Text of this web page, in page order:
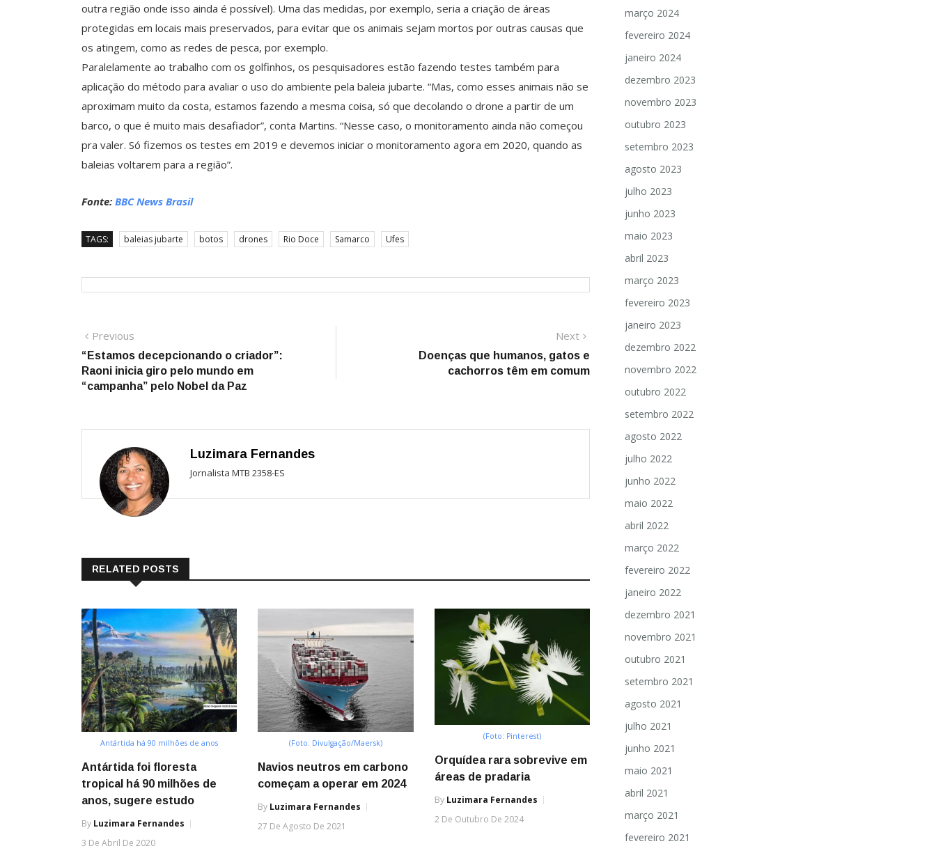
outra região onde isso ainda é possível). Uma das medidas, por exemplo, seria a criação de áreas
protegidas em locais mais preservados, para evitar que os animais sejam mortos por outras causas que
os atingem, como as redes de pesca, por exemplo.
Paralelamente ao trabalho com os golfinhos, os pesquisadores estão fazendo testes também para
aplicação do método para avaliar o uso do ambiente pela baleia jubarte. “Mas, como esses animais não se
aproximam muito da costa, estamos fazendo a mesma coisa, só que decolando o drone a partir de um
barco, o que é muito mais desafiador”, conta Martins. “Nesse caso, o monitoramento ainda não começou
pra valer. Só fizemos os testes em 2019 e devemos iniciar o monitoramento agora em 2020, quando as
baleias voltarem para a região”.
Fonte: BBC News Brasil
TAGS: baleias jubarte botos drones Rio Doce Samarco Ufes
Navegação
de
Post
Previous
post:
“Estamos decepcionando o criador”:
Raoni inicia giro pelo mundo em
“campanha” pelo Nobel da Paz
Next
Doenças que humanos, gatos e
cachorros têm em comum
Luzimara Fernandes
Jornalista MTB 2358-ES
RELATED POSTS
Antártida há 90 milhões de anos
Antártida foi floresta
tropical há 90 milhões de
anos, sugere estudo
By Luzimara Fernandes
3 De Abril De 2020
(Foto: Divulgação/Maersk)
Navios neutros em carbono
começam a operar em 2024
By Luzimara Fernandes
27 De Agosto De 2021
(Foto: Pinterest)
Orquídea rara sobrevive em
áreas de pradaria
By Luzimara Fernandes
2 De Outubro De 2024
março 2024
fevereiro 2024
janeiro 2024
dezembro 2023
novembro 2023
outubro 2023
setembro 2023
agosto 2023
julho 2023
junho 2023
maio 2023
abril 2023
março 2023
fevereiro 2023
janeiro 2023
dezembro 2022
novembro 2022
outubro 2022
setembro 2022
agosto 2022
julho 2022
junho 2022
maio 2022
abril 2022
março 2022
fevereiro 2022
janeiro 2022
dezembro 2021
novembro 2021
outubro 2021
setembro 2021
agosto 2021
julho 2021
junho 2021
maio 2021
abril 2021
março 2021
fevereiro 2021